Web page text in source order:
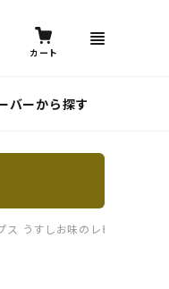
カート
バーから探す
うすしお味のレビュー一覧